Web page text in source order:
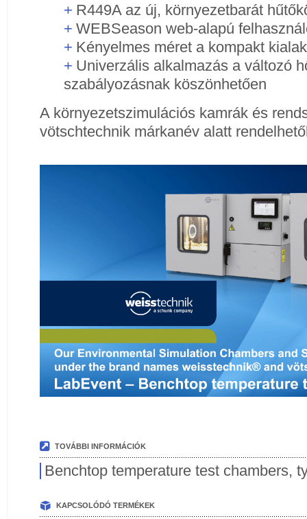
R449A az új, környezetbarát
WEBSeason web-alapú
Kényelmes méret a kompakt
Univerzális alkalmazás a változó
szabályozásnak köszönhetően
A környezetszimulációs kamrák és
vötschtechnik márkanév alatt
TOVÁBBI INFORMÁCIÓK
Benchtop temperature test chambers,
KAPCSOLÓDÓ TERMÉKEK